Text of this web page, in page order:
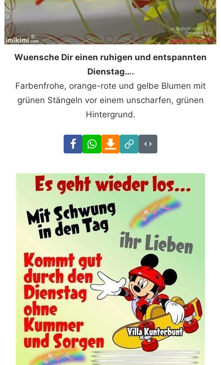
Wuensche Dir einen ruhigen und entspannten
Dienstag….
Farbenfrohe, orange-rote und gelbe Blumen mit
grünen Stängeln vor einem unscharfen, grünen
Hintergrund.
FacebookWhatsAppDownload
Link
Code